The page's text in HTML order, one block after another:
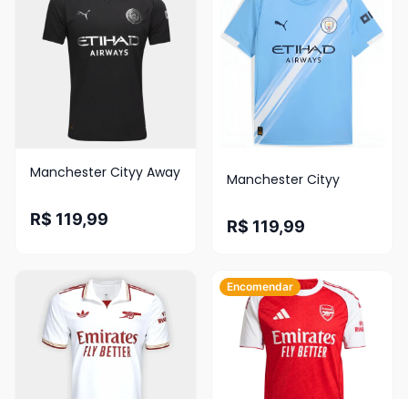
Manchester Cityy Away
R$ 119,99
Manchester Cityy
R$ 119,99
Encomendar